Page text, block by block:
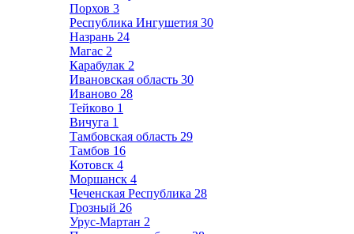
Порхов 3
Республика Ингушетия 30
Назрань 24
Магас 2
Карабулак 2
Ивановская область 30
Иваново 28
Тейково 1
Вичуга 1
Тамбовская область 29
Тамбов 16
Котовск 4
Моршанск 4
Чеченская Республика 28
Грозный 26
Урус-Мартан 2